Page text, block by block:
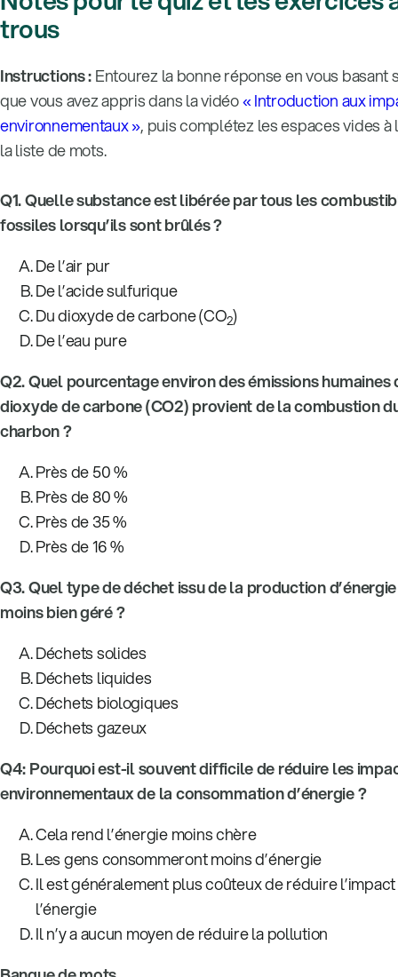
trous
Instructions :Entourez la bonne réponse en vous basant
que vous avez appris dans la vidéo« Introduction aux
environnementaux », puis complétez les espaces vides à
la liste de mots.
Q1. Quelle substance est libérée par tous les
fossiles lorsqu’ils sont brûlés ?
De l’air pur
De l’acide sulfurique
Du dioxyde de carbone (CO2)
De l’eau pure
Q2. Quel pourcentage environ des émissions humaines
dioxyde de carbone (CO2) provient de la combustion
charbon ?
Près de 50 %
Près de 80 %
Près de 35 %
Près de 16 %
Q3.Quel type de déchet issu de la production
moins bien géré ?
Déchets solides
Déchets liquides
Déchets biologiques
Déchets gazeux
Q4:Pourquoi est-il souvent difficile de réduire les
environnementaux de la consommation d’énergie ?
Cela rend l’énergie moins chère
Les gens consommeront moins d’énergie
Il est généralement plus coûteux de réduire
l’énergie
Il n’y a aucun moyen de réduire la pollution